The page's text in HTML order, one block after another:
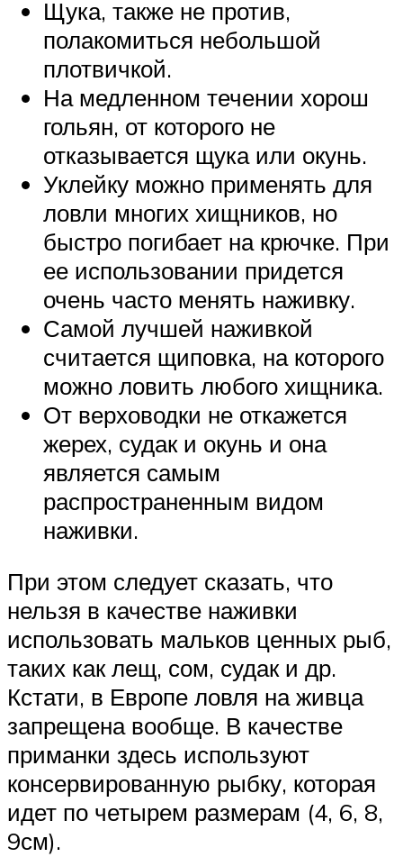
Щука, также не против,
полакомиться небольшой
плотвичкой.
На медленном течении хорош
гольян, от которого не
отказывается щука или окунь.
Уклейку можно применять для
ловли многих хищников, но
быстро погибает на крючке. При
ее использовании придется
очень часто менять наживку.
Самой лучшей наживкой
считается щиповка, на которого
можно ловить любого хищника.
От верховодки не откажется
жерех, судак и окунь и она
является самым
распространенным видом
наживки.
При этом следует сказать, что
нельзя в качестве наживки
использовать мальков ценных рыб,
таких как лещ, сом, судак и др.
Кстати, в Европе ловля на живца
запрещена вообще. В качестве
приманки здесь используют
консервированную рыбку, которая
идет по четырем размерам (4, 6, 8,
9см).